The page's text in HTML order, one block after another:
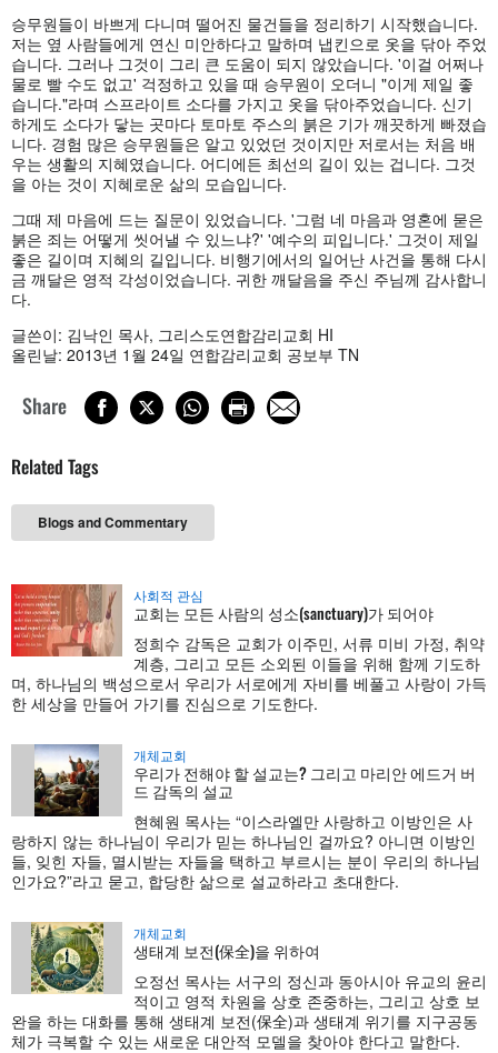
승무원들이 바쁘게 다니며 떨어진 물건들을 정리하기 시작했습니다.
저는 옆 사람들에게 연신 미안하다고 말하며 냅킨으로 옷을 닦아 주었
습니다. 그러나 그것이 그리 큰 도움이 되지 않았습니다. '이걸 어쩌나
물로 빨 수도 없고' 걱정하고 있을 때 승무원이 오더니 "이게 제일 좋
습니다."라며 스프라이트 소다를 가지고 옷을 닦아주었습니다. 신기
하게도 소다가 닿는 곳마다 토마토 주스의 붉은 기가 깨끗하게 빠졌습
니다. 경험 많은 승무원들은 알고 있었던 것이지만 저로서는 처음 배
우는 생활의 지혜였습니다. 어디에든 최선의 길이 있는 겁니다. 그것
을 아는 것이 지혜로운 삶의 모습입니다.
그때 제 마음에 드는 질문이 있었습니다. '그럼 네 마음과 영혼에 묻은
붉은 죄는 어떻게 씻어낼 수 있느냐?' '예수의 피입니다.' 그것이 제일
좋은 길이며 지혜의 길입니다. 비행기에서의 일어난 사건을 통해 다시
금 깨달은 영적 각성이었습니다. 귀한 깨달음을 주신 주님께 감사합니
다.
글쓴이: 김낙인 목사, 그리스도연합감리교회 HI
올린날: 2013년 1월 24일 연합감리교회 공보부 TN
Share
Related Tags
Blogs and Commentary
사회적 관심
교회는 모든 사람의 성소(sanctuary)가 되어야
정희수 감독은 교회가 이주민, 서류 미비 가정, 취약
계층, 그리고 모든 소외된 이들을 위해 함께 기도하
며, 하나님의 백성으로서 우리가 서로에게 자비를 베풀고 사랑이 가득
한 세상을 만들어 가기를 진심으로 기도한다.
개체교회
우리가 전해야 할 설교는? 그리고 마리안 에드거 버
드 감독의 설교
현혜원 목사는 “이스라엘만 사랑하고 이방인은 사
랑하지 않는 하나님이 우리가 믿는 하나님인 걸까요? 아니면 이방인
들, 잊힌 자들, 멸시받는 자들을 택하고 부르시는 분이 우리의 하나님
인가요?”라고 묻고, 합당한 삶으로 설교하라고 초대한다.
개체교회
생태계 보전(保全)을 위하여
오정선 목사는 서구의 정신과 동아시아 유교의 윤리
적이고 영적 차원을 상호 존중하는, 그리고 상호 보
완을 하는 대화를 통해 생태계 보전(保全)과 생태계 위기를 지구공동
체가 극복할 수 있는 새로운 대안적 모델을 찾아야 한다고 말한다.